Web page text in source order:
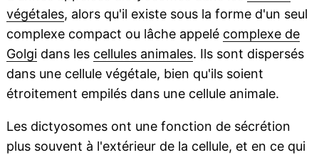
végétales, alors qu'il existe sous la forme d'un seul
complexe compact ou lâche appelé complexe de
Golgidans les cellules animales. Ils sont dispersés
dans une cellule végétale, bien qu'ils soient
étroitement empilés dans une cellule animale.
Les dictyosomes ont une fonction de sécrétion
plus souvent à l'extérieur de la cellule, et en ce qui